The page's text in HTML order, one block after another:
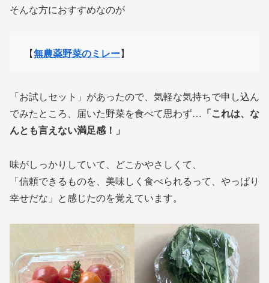
そんな方におすすめなのが
【無農薬野菜のミレー】
「お試しセット」があったので、気軽な気持ちで申し込ん
でみたところ、届いた野菜を食べて思わず… 「これは、な
んとも言えない満足感！」
味がしっかりしていて、どこかやさしくて、
「信頼できるものを、美味しく食べられるって、やっぱり
幸せだな」と感じたのを覚えています。